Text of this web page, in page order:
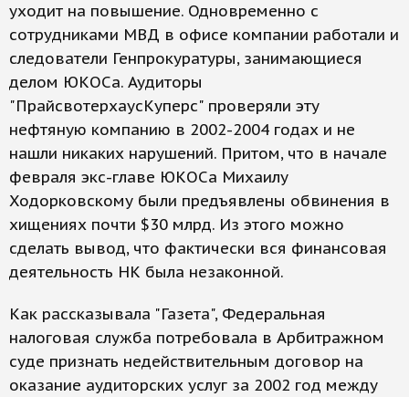
уходит на повышение. Одновременно с
сотрудниками МВД в офисе компании работали и
следователи Генпрокуратуры, занимающиеся
делом ЮКОСа. Аудиторы
"ПрайсвотерхаусКуперс" проверяли эту
нефтяную компанию в 2002-2004 годах и не
нашли никаких нарушений. Притом, что в начале
февраля экс-главе ЮКОСа Михаилу
Ходорковскому были предъявлены обвинения в
хищениях почти $30 млрд. Из этого можно
сделать вывод, что фактически вся финансовая
деятельность НК была незаконной.
Как рассказывала "Газета", Федеральная
налоговая служба потребовала в Арбитражном
суде признать недействительным договор на
оказание аудиторских услуг за 2002 год между